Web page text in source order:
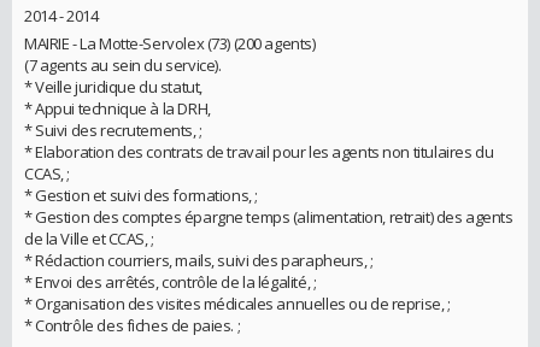
2014 - 2014
MAIRIE - La Motte-Servolex (73) (200 agents)
(7 agents au sein du service).
* Veille juridique du statut,
* Appui technique à la DRH,
* Suivi des recrutements, ;
* Elaboration des contrats de travail pour les agents non titulaires du
CCAS, ;
* Gestion et suivi des formations, ;
* Gestion des comptes épargne temps (alimentation, retrait) des agents
de la Ville et CCAS, ;
* Rédaction courriers, mails, suivi des parapheurs, ;
* Envoi des arrêtés, contrôle de la légalité, ;
* Organisation des visites médicales annuelles ou de reprise, ;
* Contrôle des fiches de paies. ;